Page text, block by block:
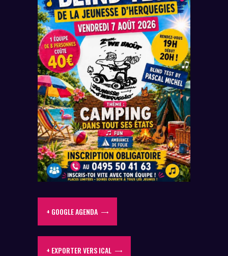
+ GOOGLE AGENDA
+ EXPORTER VERS ICAL